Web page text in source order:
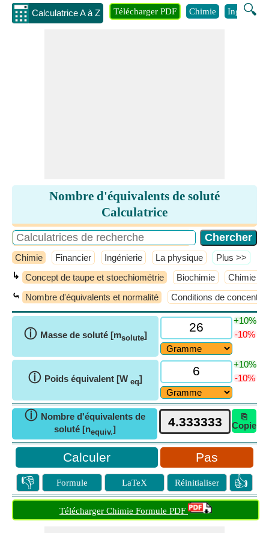
Calculatrice A à Z 🔍
Télécharger PDF Chimie Ingénierie
Nombre d'équivalents de soluté
Calculatrice
Chimie Financier Ingénierie La physique ​Plus >>
↳ Concept de taupe et stoechiométrie Biochimie Chimie
⤿ Nombre d'équivalents et normalité Conditions de
ⓘ Masse de soluté [msolute]
+10%
-10%
ⓘ Poids équivalent [W eq]
+10%
-10%
ⓘ Nombre d'équivalents de
soluté [nequiv.]
⎘
Copie
Pas
👎 Formule LaTeX Réinitialiser 👍
Télécharger Chimie Formule PDF